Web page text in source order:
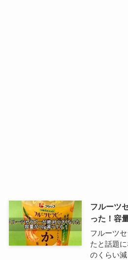
フルーツ
った！容
フルーツ
たと話題
のくらい減